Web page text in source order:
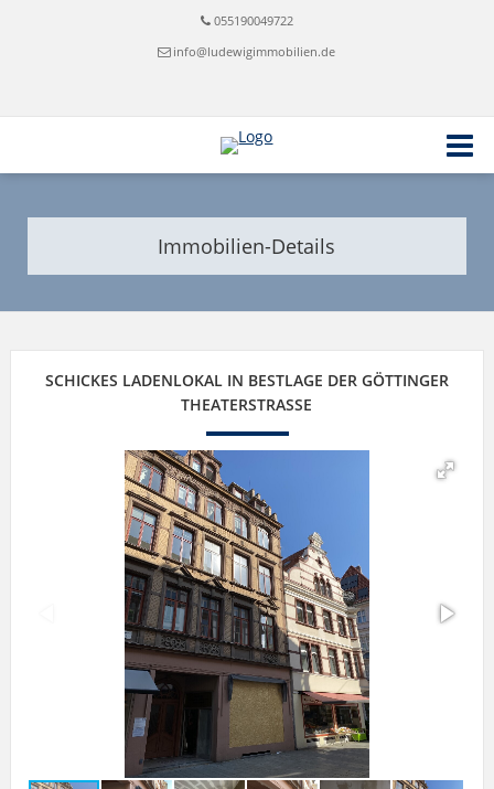
055190049722
info@ludewigimmobilien.de
Immobilien-Details
SCHICKES LADENLOKAL IN BESTLAGE DER GÖTTINGER
THEATERSTRASSE